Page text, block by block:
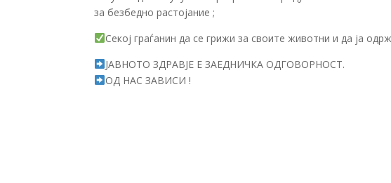
за безбедно растојание ;
Секој граѓанин да се грижи за своите животни и да ја
ЈАВНОТО ЗДРАВЈЕ Е ЗАЕДНИЧКА ОДГОВОРНОСТ.
ОД НАС ЗАВИСИ !